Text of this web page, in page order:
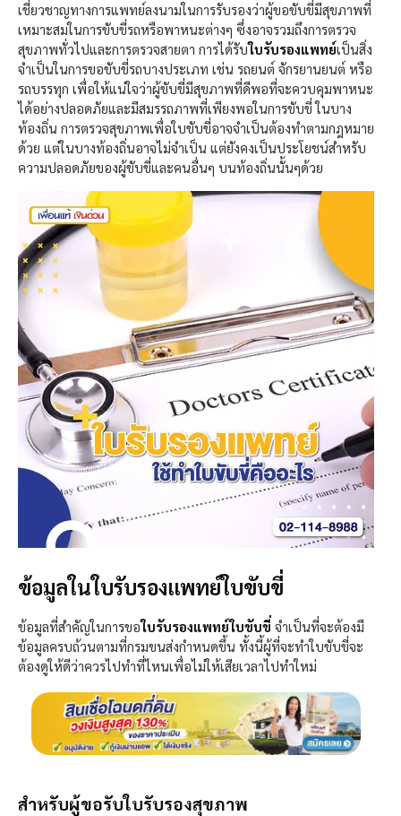
เชี่ยวชาญทางการแพทย์ลงนามในการรับรองว่าผู้ขอขับขี่มีสุขภาพที่
เหมาะสมในการขับขี่รถหรือพาหนะต่างๆ ซึ่งอาจรวมถึงการตรวจ
สุขภาพทั่วไปและการตรวจสายตา การได้รับใบรับรองแพทย์เป็นสิ่ง
จำเป็นในการขอขับขี่รถบางประเภท เช่น รถยนต์ จักรยานยนต์ หรือ
รถบรรทุก เพื่อให้แน่ใจว่าผู้ขับขี่มีสุขภาพที่ดีพอที่จะควบคุมพาหนะ
ได้อย่างปลอดภัยและมีสมรรถภาพที่เพียงพอในการขับขี่ ในบาง
ท้องถิ่น การตรวจสุขภาพเพื่อใบขับขี่อาจจำเป็นต้องทำตามกฎหมาย
ด้วย แต่ในบางท้องถิ่นอาจไม่จำเป็น แต่ยังคงเป็นประโยชน์สำหรับ
ความปลอดภัยของผู้ขับขี่และคนอื่นๆ บนท้องถิ่นนั้นๆด้วย
ข้อมูลในใบรับรองแพทย์ใบขับขี่
ข้อมูลที่สำคัญในการขอใบรับรองแพทย์ใบขับขี่ จำเป็นที่จะต้องมี
ข้อมูลครบถ้วนตามที่กรมขนส่งกำหนดขึ้น ทั้งนี้ผู้ที่จะทำใบขับขี่จะ
ต้องดูให้ดีว่าควรไปทำที่ไหนเพื่อไม่ให้เสียเวลาไปทำใหม่
สำหรับผู้ขอรับใบรับรองสุขภาพ